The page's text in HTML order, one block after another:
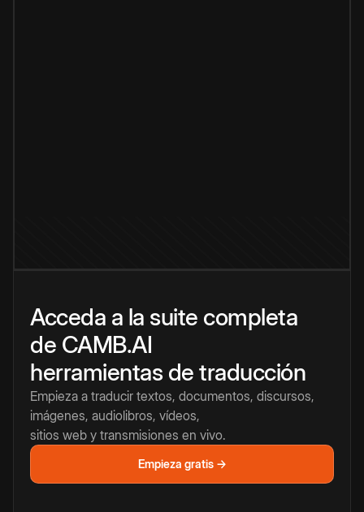
Acceda a la suite completa
de CAMB.AI
herramientas de traducción
Empieza a traducir textos, documentos, discursos,
imágenes, audiolibros, vídeos,
sitios web y transmisiones en vivo.
Empieza gratis →